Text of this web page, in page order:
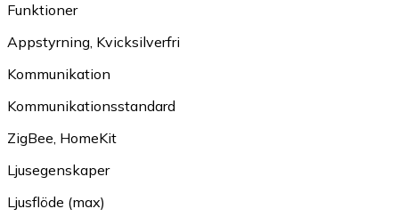
Funktioner
Appstyrning, Kvicksilverfri
Kommunikation
Kommunikationsstandard
ZigBee, HomeKit
Ljusegenskaper
Ljusflöde (max)